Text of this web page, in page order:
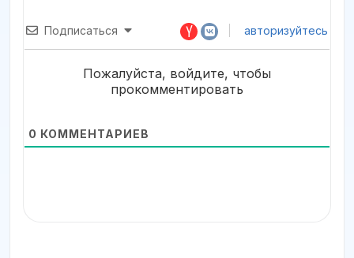
Подписаться авторизуйтесь
Пожалуйста, войдите, чтобы
прокомментировать
0 КОММЕНТАРИЕВ